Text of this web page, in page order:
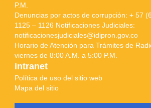
P.M.
Denuncias por actos de corrupción: + 57
1125 – 1126 Notificaciones Judiciales:
notificacionesjudiciales@idipron.gov.co
Horario de Atención para Trámites de
viernes de 8:00 A.M. a 5:00 P.M.
intranet
Política de uso del sitio web
Mapa del sitio